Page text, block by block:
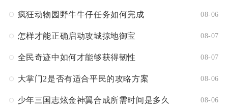
疯狂动物园野牛牛仔任务如何完成 08-06
怎样才能正确启动攻城掠地御宝 08-07
全民奇迹中如何才能够获得韧性 08-07
大掌门2是否有适合平民的攻略方案 08-06
少年三国志炫金神翼合成所需时间是多久 08-06